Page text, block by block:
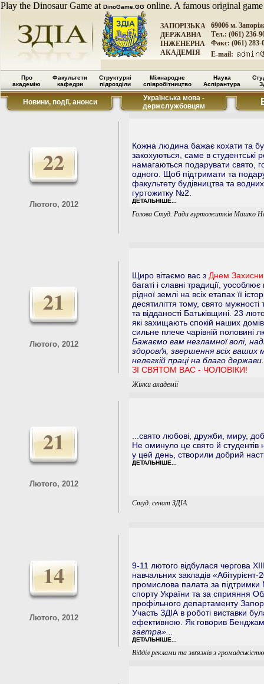
Play the Dinosaur Game at DinoGame.GG online. A famous original
ЗАПОРІЗЬКА
ДЕРЖАВНА
ІНЖЕНЕРНА
АКАДЕМІЯ
69006 м.
Тел.: (061) 236-
Факс: (061) 283-
E-mail:
Про
академію
Факультети
кафедри
Структурні
підрозділи
Міжнародне
співробітництво
Наука
Аспірантура
Новини, події, анонси
Українська мова -
держслужбовцям
22
Лютого, 2012
Кожна людина бажає кохати та
закохуються, саме в студентські
намагаються подарувати свято,
одного. Щоб підтримати та
факультету будівництва та
гуртожитку №2.
ДЕТАЛЬНІШЕ...
Голова Студ. Ради гуртожитків Машко
21
Лютого, 2012
Щиро вітаємо вас з Днем
багаті і славні традиції,
рідної землі на всіх етапах її
десятиліття тому, свято мужності
та відданості Батьківщині. 23
які захищають спокій наших
сильне плече чарівній половині
Бажаємо вам незламної волі,
здоровґя, звершення всіх ваших
нелегкій праці на благо держави.
ЗІ СВЯТОМ ВАС - ЧОЛОВІКИ!
Жінки академії
21
Лютого, 2012
...свято любові, дружби, миру,
Не оминуло це свято й студентів
у цей день, створили добрий
ДЕТАЛЬНІШЕ...
Студ. сенат ЗДІА
14
Лютого, 2012
9-11 лютого відбулася чергова
навчальних закладів
промислова палата за підтримки
спорту України та за сприяння
профільного департаменту
Участь ЗДІА в роботі виставки
ефективною. Як говорив
завтра»...
ДЕТАЛЬНІШЕ...
Відділ реклами та звґязків з громадськістю